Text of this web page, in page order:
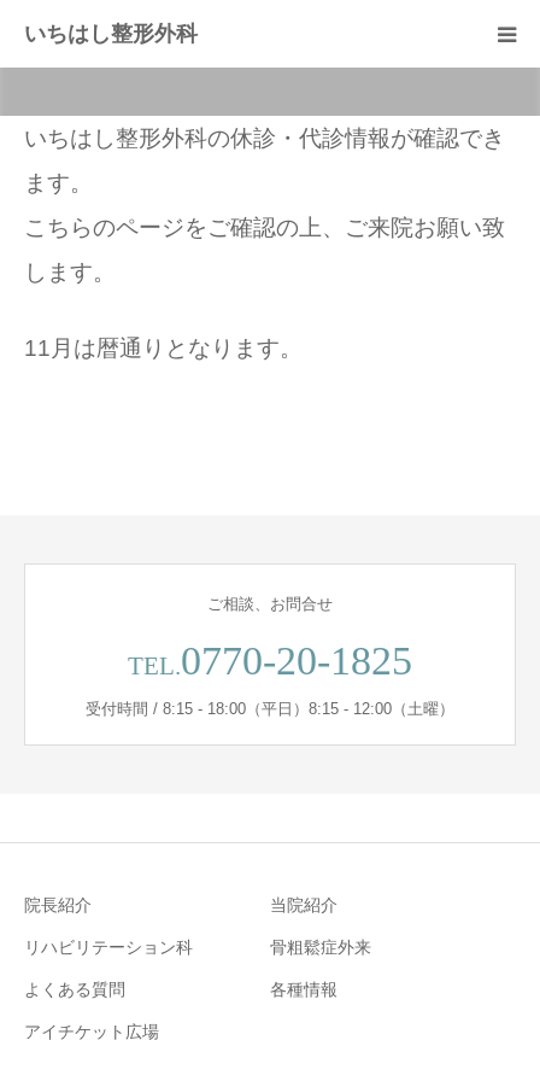
いちはし整形外科
いちはし整形外科の休診・代診情報が確認でき
ます。
こちらのページをご確認の上、ご来院お願い致
します。
11月は暦通りとなります。
ご相談、お問合せ
TEL.0770-20-1825
受付時間 / 8:15 - 18:00（平日）8:15 - 12:00（土曜）
院長紹介 当院紹介
リハビリテーション科 骨粗鬆症外来
よくある質問 各種情報
アイチケット広場
リハビリテーション科